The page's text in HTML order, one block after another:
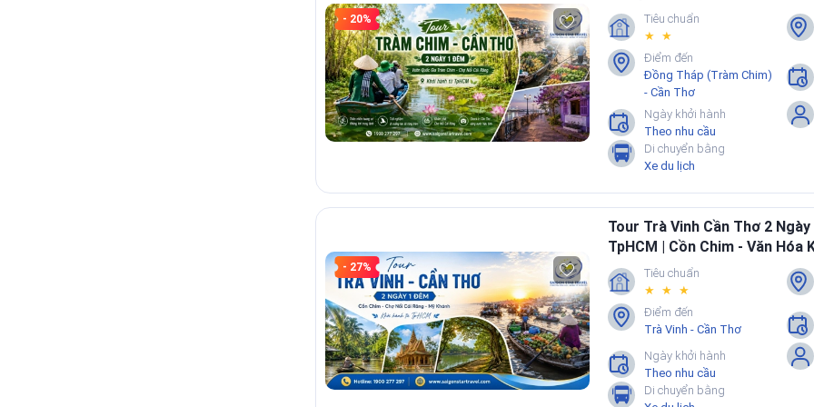
Ngủ đêm và nhịp đi thư thả
Không phải chạy “đi cho kịp về”, phù hợp Quý khách muốn trải
nghiệm thoải mái trong cuối tuần.
Buổi
Nhiều
nhịp
Cân bằng tham quan và nghỉ ngơi
Phù hợp gia đình có trẻ nhỏ hoặc người lớn tuổi khi cần nhịp di
Ẩm
CÁCH CHỌN TOUR 2 NGÀY 1 ĐÊM CHO DỄ CHỐT
Gia đình có trẻ nhỏ hoặc người lớn tuổi
Ưu tiên tuyến dễ đi, lịch trình cân bằng, lưu trú trung tâm và hạn chế
đổi điểm quá nhiều.
Nhóm
Ưu tiên
chụp
Khách lẻ ghép đoàn
- 20%
Tiêu chuẩn
★ ★
Điểm đến
Đồng Tháp (Tràm Chim)
- Cần Thơ
Ngày khởi hành
Theo nhu cầu
Di chuyển bằng
Xe du lịch
- 27%
Tour Trà Vinh Cần Thơ 2
TpHCM | Cồn Chim - Văn Hóa
Răng
Tiêu chuẩn
★ ★ ★
Điểm đến
Trà Vinh - Cần Thơ
Ngày khởi hành
Theo nhu cầu
Di chuyển bằng